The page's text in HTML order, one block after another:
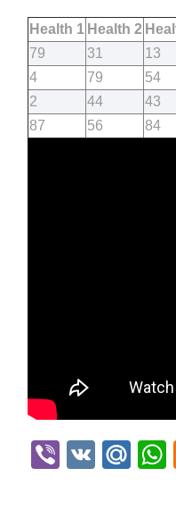
Health 1 Health 2
79
31
13
4
79
54
2
44
43
87
56 84
Viber
VK